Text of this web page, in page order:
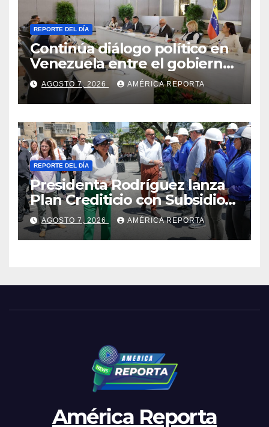
REPORTE DEL DÍA
Continúa diálogo político en
Venezuela entre el gobierno
y la oposición
AGOSTO 7, 2026 AMÉRICA REPORTA
REPORTE DEL DÍA
Presidenta Rodríguez lanza
Plan Crediticio con Subsidio
Directo en encuentro con
Juntas de Condominio
AGOSTO 7, 2026 AMÉRICA REPORTA
América Reporta